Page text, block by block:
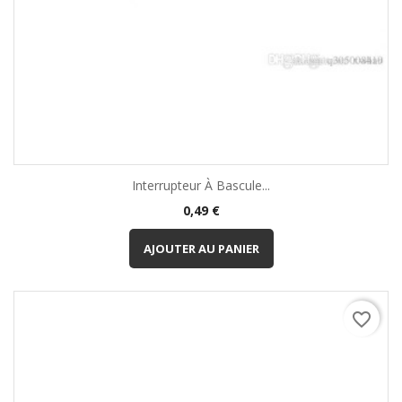
Interrupteur À Bascule...
Prix
0,49 €
AJOUTER AU PANIER
favorite_border